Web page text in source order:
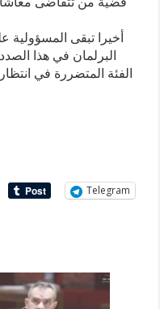
أخيرا تبقى
البرلمان في هذا
الفئة المتضررة في انتظار
Telegram